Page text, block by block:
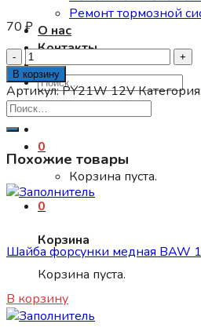
Ремонт тормозной
О нас
Контакты
Искать:
0
Корзина пуста.
0
Корзина
Корзина пуста.
70₽
Количество
товара
Лампа
РY21W
12V
желтая
В корзину
Артикул:PY21W 12VКатегория:
Похожие товары
Шайба форсунки медная
₽
В корзину